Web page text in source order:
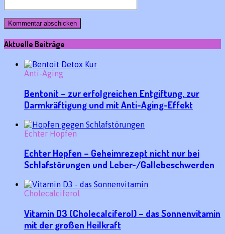
Aktuelle Beiträge
Anti-Aging
Bentonit – zur erfolgreichen Entgiftung, zur
Darmkräftigung und mit Anti-Aging-Effekt
Echter Hopfen
Echter Hopfen – Geheimrezept nicht nur bei
Schlafstörungen und Leber-/Gallebeschwerden
Cholecalciferol
Vitamin D3 (Cholecalciferol) – das Sonnenvitamin
mit der großen Heilkraft